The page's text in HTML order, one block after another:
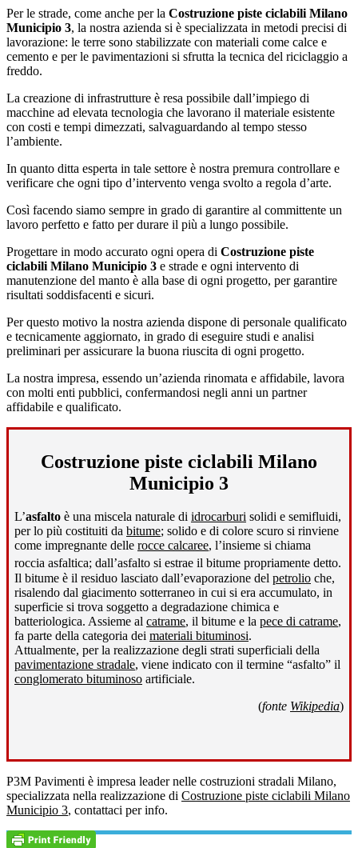
Per le strade, come anche per la Costruzione piste ciclabili Milano
Municipio 3, la nostra azienda si è specializzata in metodi precisi di
lavorazione: le terre sono stabilizzate con materiali come calce e
cemento e per le pavimentazioni si sfrutta la tecnica del riciclaggio a
freddo.
La creazione di infrastrutture è resa possibile dall’impiego di
macchine ad elevata tecnologia che lavorano il materiale esistente
con costi e tempi dimezzati, salvaguardando al tempo stesso
l’ambiente.
In quanto ditta esperta in tale settore è nostra premura controllare e
verificare che ogni tipo d’intervento venga svolto a regola d’arte.
Così facendo siamo sempre in grado di garantire al committente un
lavoro perfetto e fatto per durare il più a lungo possibile.
Progettare in modo accurato ogni opera di Costruzione piste
ciclabili Milano Municipio 3 e strade e ogni intervento di
manutenzione del manto è alla base di ogni progetto, per garantire
risultati soddisfacenti e sicuri.
Per questo motivo la nostra azienda dispone di personale qualificato
e tecnicamente aggiornato, in grado di eseguire studi e analisi
preliminari per assicurare la buona riuscita di ogni progetto.
La nostra impresa, essendo un’azienda rinomata e affidabile, lavora
con molti enti pubblici, confermandosi negli anni un partner
affidabile e qualificato.
Costruzione piste ciclabili Milano
Municipio 3
L’asfalto è una miscela naturale di idrocarburi solidi e semifluidi,
per lo più costituiti da bitume; solido e di colore scuro si rinviene
come impregnante delle rocce calcaree, l’insieme si chiama
roccia asfaltica; dall’asfalto si estrae il bitume propriamente detto.
Il bitume è il residuo lasciato dall’evaporazione del petrolio che,
risalendo dal giacimento sotterraneo in cui si era accumulato, in
superficie si trova soggetto a degradazione chimica e
batteriologica. Assieme al catrame, il bitume e la pece di catrame,
fa parte della categoria dei materiali bituminosi.
Attualmente, per la realizzazione degli strati superficiali della
pavimentazione stradale, viene indicato con il termine “asfalto” il
conglomerato bituminoso artificiale.
(fonte Wikipedia)
P3M Pavimenti è impresa leader nelle costruzioni stradali Milano,
specializzata nella realizzazione di Costruzione piste ciclabili Milano
Municipio 3, contattaci per info.